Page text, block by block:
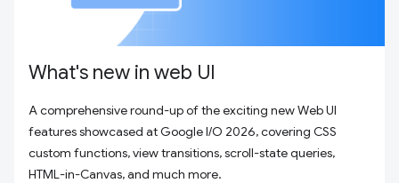
What's new in web UI
A comprehensive round-up of the exciting new Web UI
features showcased at Google I/O 2026, covering CSS
custom functions, view transitions, scroll-state queries,
HTML-in-Canvas, and much more.